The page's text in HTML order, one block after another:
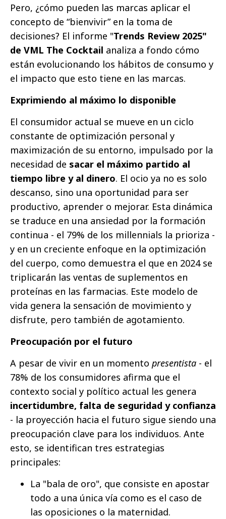
Pero, ¿cómo pueden las marcas aplicar el
concepto de “bienvivir” en la toma de
decisiones? El informe "Trends Review 2025"
de VML The Cocktail analiza a fondo cómo
están evolucionando los hábitos de consumo y
el impacto que esto tiene en las marcas.
Exprimiendo al máximo lo disponible
El consumidor actual se mueve en un ciclo
constante de optimización personal y
maximización de su entorno, impulsado por la
necesidad de sacar el máximo partido al
tiempo libre y al dinero. El ocio ya no es solo
descanso, sino una oportunidad para ser
productivo, aprender o mejorar. Esta dinámica
se traduce en una ansiedad por la formación
continua - el 79% de los millennials la prioriza -
y en un creciente enfoque en la optimización
del cuerpo, como demuestra el que en 2024 se
triplicarán las ventas de suplementos en
proteínas en las farmacias. Este modelo de
vida genera la sensación de movimiento y
disfrute, pero también de agotamiento.
Preocupación por el futuro
A pesar de vivir en un momento presentista - el
78% de los consumidores afirma que el
contexto social y político actual les genera
incertidumbre, falta de seguridad y confianza
- la proyección hacia el futuro sigue siendo una
preocupación clave para los individuos. Ante
esto, se identifican tres estrategias
principales:
La "bala de oro", que consiste en apostar
todo a una única vía como es el caso de
las oposiciones o la maternidad.